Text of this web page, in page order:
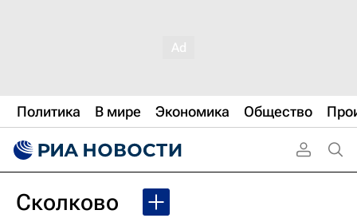
Политика В мире Экономика Общество
Сколково